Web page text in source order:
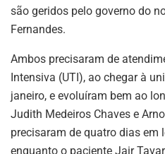
são geridos pelo governo do
Fernandes.
Ambos precisaram de
Intensiva (UTI), ao chegar à
janeiro, e evoluíram bem ao
Judith Medeiros Chaves e
precisaram de quatro dias em
enquanto o paciente Jair